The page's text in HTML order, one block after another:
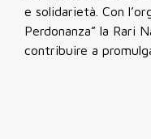
e solidarietà. Con
Perdonanza” la Rari
contribuire a